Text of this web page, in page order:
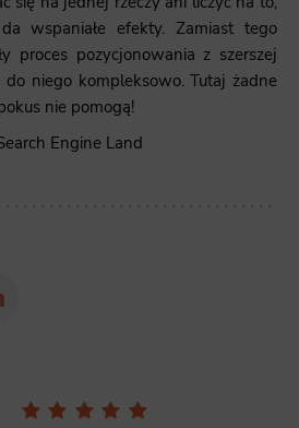
wspaniałe efekty. Zamiast tego
proces pozycjonowania z szerszej
niego kompleksowo. Tutaj żadne
nie pomogą!
Engine Land